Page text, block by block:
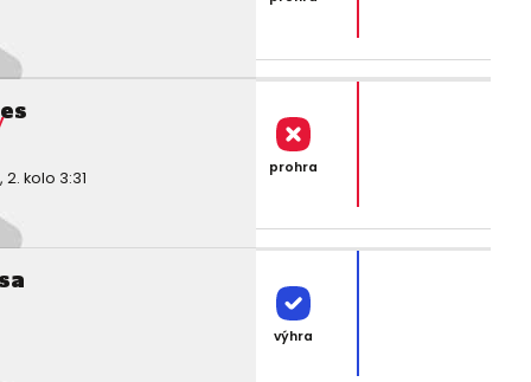
kolo 3:31
prohra
výhra